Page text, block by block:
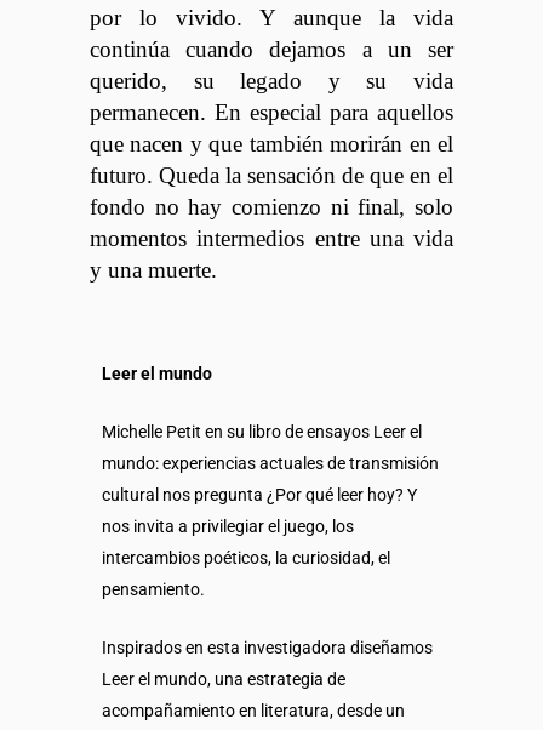
por lo vivido. Y aunque la vida
continúa cuando dejamos a un ser
querido, su legado y su vida
permanecen. En especial para aquellos
que nacen y que también morirán en el
futuro. Queda la sensación de que en el
fondo no hay comienzo ni final, solo
momentos intermedios entre una vida
y una muerte.
Leer el mundo
Michelle Petit en su libro de ensayos Leer el
mundo: experiencias actuales de transmisión
cultural nos pregunta ¿Por qué leer hoy? Y
nos invita a privilegiar el juego, los
intercambios poéticos, la curiosidad, el
pensamiento.
Inspirados en esta investigadora diseñamos
Leer el mundo, una estrategia de
acompañamiento en literatura, desde un